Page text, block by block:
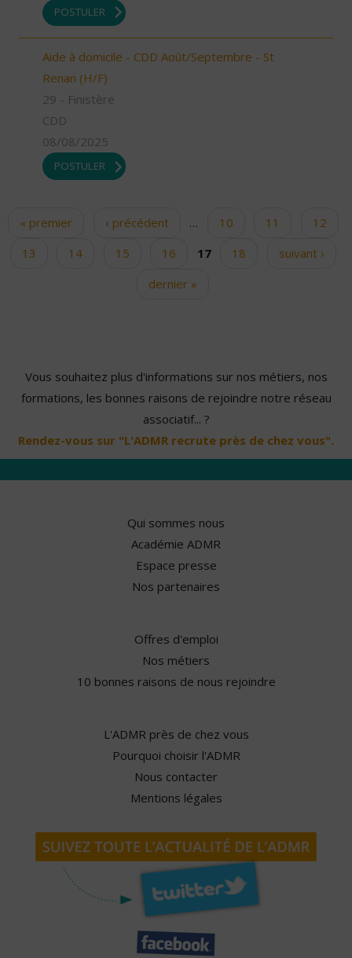
POSTULER
Aide à domicile - CDD Août/Septembre - St
Renan (H/F)
29 - Finistère
CDD
08/08/2025
POSTULER
Pages
« premier ‹ précédent … 10 11
12
13
14 15 16 17 18
suivant ›
dernier »
Vous souhaitez plus d'informations sur nos métiers, nos
formations, les bonnes raisons de rejoindre notre réseau
associatif... ?
Rendez-vous sur "L'ADMR recrute près de chez vous".
Qui sommes nous
Académie ADMR
Espace presse
Nos partenaires
Offres d'emploi
Nos métiers
10 bonnes raisons de nous rejoindre
L'ADMR près de chez vous
Pourquoi choisir l'ADMR
Nous contacter
Mentions légales